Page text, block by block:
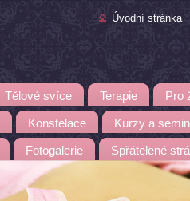
Úvodní stránka
Tělové svíce Terapie Pro
Konstelace Kurzy a
Fotogalerie Spřátelené